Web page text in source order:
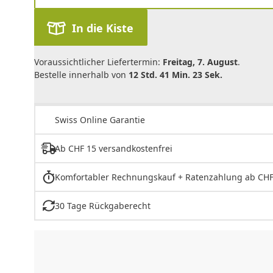
In die Kiste
Voraussichtlicher Liefertermin: Freitag, 7. August.
Bestelle innerhalb von 12 Std. 41 Min. 23 Sek.
Swiss Online Garantie
Ab CHF 15 versandkostenfrei
Komfortabler Rechnungskauf + Ratenzahlung ab
30 Tage Rückgaberecht